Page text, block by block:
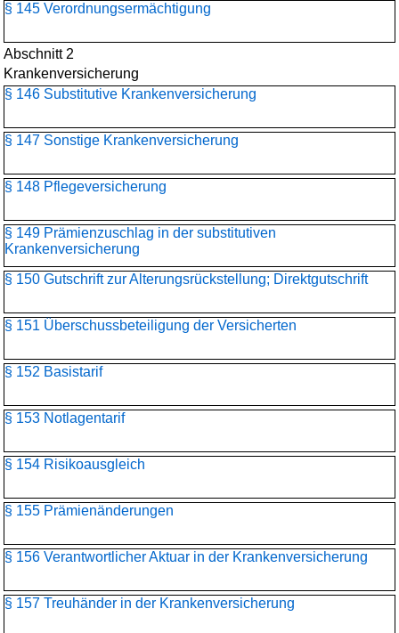
§ 145 Verordnungsermächtigung
Abschnitt 2
Krankenversicherung
§ 146 Substitutive Krankenversicherung
§ 147 Sonstige Krankenversicherung
§ 148 Pflegeversicherung
§ 149 Prämienzuschlag in der substitutiven
Krankenversicherung
§ 150 Gutschrift zur Alterungsrückstellung; Direktgutschrift
§ 151 Überschussbeteiligung der Versicherten
§ 152 Basistarif
§ 153 Notlagentarif
§ 154 Risikoausgleich
§ 155 Prämienänderungen
§ 156 Verantwortlicher Aktuar in der Krankenversicherung
§ 157 Treuhänder in der Krankenversicherung